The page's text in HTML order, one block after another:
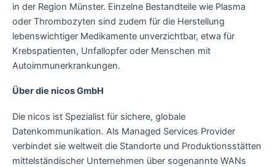
in der Region Münster. Einzelne Bestandteile wie Plasma
oder Thrombozyten sind zudem für die Herstellung
lebenswichtiger Medikamente unverzichtbar, etwa für
Krebspatienten, Unfallopfer oder Menschen mit
Autoimmunerkrankungen.
Über die nicos GmbH
Die nicos ist Spezialist für sichere, globale
Datenkommunikation. Als Managed Services Provider
verbindet sie weltweit die Standorte und Produktionsstätten
mittelständischer Unternehmen über sogenannte WANs